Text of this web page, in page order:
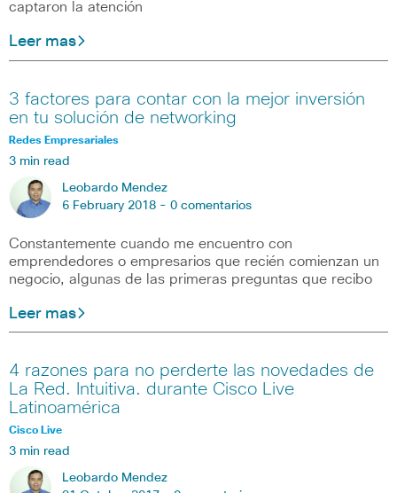
captaron la atención
Leer mas
3 factores para contar con la mejor inversión
en tu solución de networking
Redes Empresariales
3 min read
Leobardo Mendez
6 February 2018 - 0 comentarios
Constantemente cuando me encuentro con
emprendedores o empresarios que recién comienzan un
negocio, algunas de las primeras preguntas que recibo
Leer mas
4 razones para no perderte las novedades de
La Red. Intuitiva. durante Cisco Live
Latinoamérica
Cisco Live
3 min read
Leobardo Mendez